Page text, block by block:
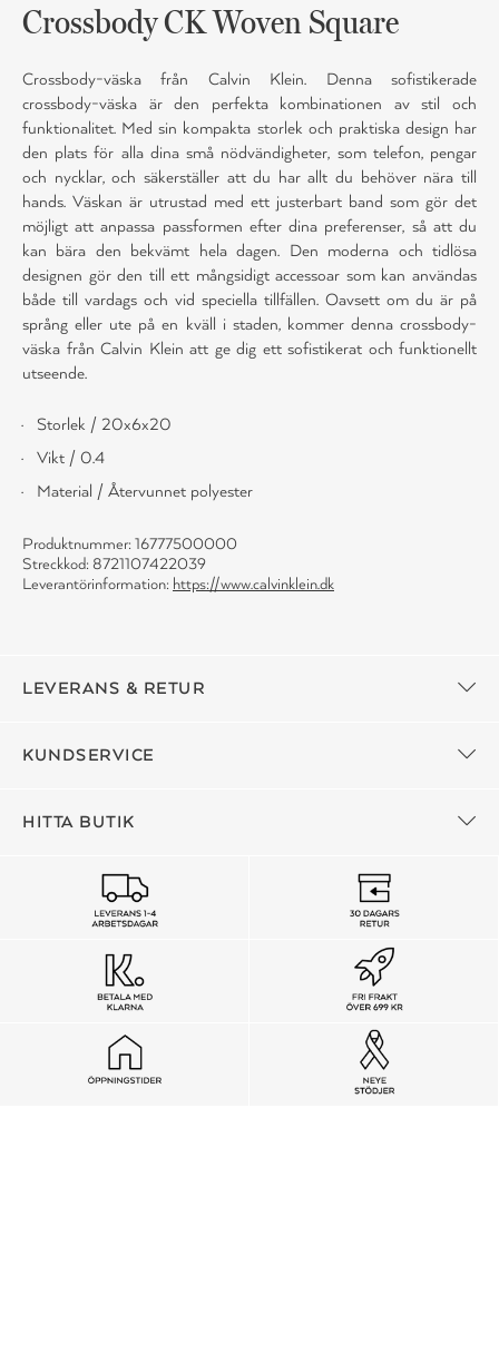
Crossbody CK Woven Square
Crossbody-väska från Calvin Klein. Denna sofistikerade
crossbody-väska är den perfekta kombinationen av stil och
funktionalitet. Med sin kompakta storlek och praktiska design har
den plats för alla dina små nödvändigheter, som telefon, pengar
och nycklar, och säkerställer att du har allt du behöver nära till
hands. Väskan är utrustad med ett justerbart band som gör det
möjligt att anpassa passformen efter dina preferenser, så att du
kan bära den bekvämt hela dagen. Den moderna och tidlösa
designen gör den till ett mångsidigt accessoar som kan användas
både till vardags och vid speciella tillfällen. Oavsett om du är på
språng eller ute på en kväll i staden, kommer denna crossbody-
väska från Calvin Klein att ge dig ett sofistikerat och funktionellt
utseende.
Storlek / 20x6x20
Vikt / 0.4
Material / Återvunnet polyester
Produktnummer: 16777500000
Streckkod: 8721107422039
Leverantörinformation: https://www.calvinklein.dk
LEVERANS & RETUR
KUNDSERVICE
HITTA BUTIK